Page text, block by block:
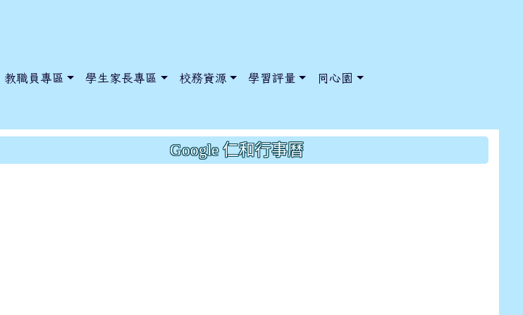
教職員專區 學生家長專區 校務資源 學習評量 同心園
味更改6/4菜單:原雞塊+蝦仁捲改為雞塊+魷魚捲
Google 仁和行事曆
NoExamImitateHome/Page/Public/ChooseSys?s=05 style=font-size: 1rem; background-
NoExamImitateHome/Page/Public/ChooseSys?s=05 style=font-size: 1rem; background-